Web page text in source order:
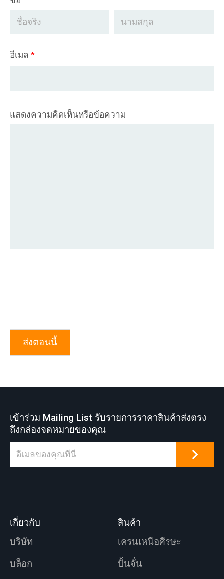
อีเมล *
แสดงความคิดเห็นหรือข้อความ
ส่งตอนนี้
เข้าร่วม Mailing List รับรายการราคาสินค้าส่งตรง
ถึงกล่องจดหมายของคุณ
เกี่ยวกับ
บริษัท
บล็อก
สินค้า
เครนเหนือศีรษะ
ปั้นจั่น